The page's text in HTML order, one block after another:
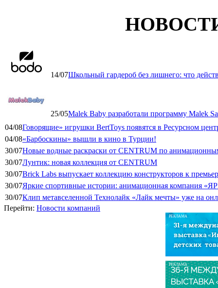
14/07Школьный гардероб без лишнего: что
25/05Malek Baby разработали программу Malek
04/08Говорящие» игрушки BertToys появятся в Ресурсном
04/08«Барбоскины» вышли в кино в Турции!
30/07Новые водные раскраски от CENTRUM по
30/07Лунтик: новая коллекция от CENTRUM
30/07Brick Labs выпускает коллекцию конструкторов к
30/07Яркие спортивные истории: анимационная компания
30/07Клип метавселенной Технолайк «Лайк мечты» уже на
Перейти: Новости компаний
РЕКЛАМА
РЕКЛАМА